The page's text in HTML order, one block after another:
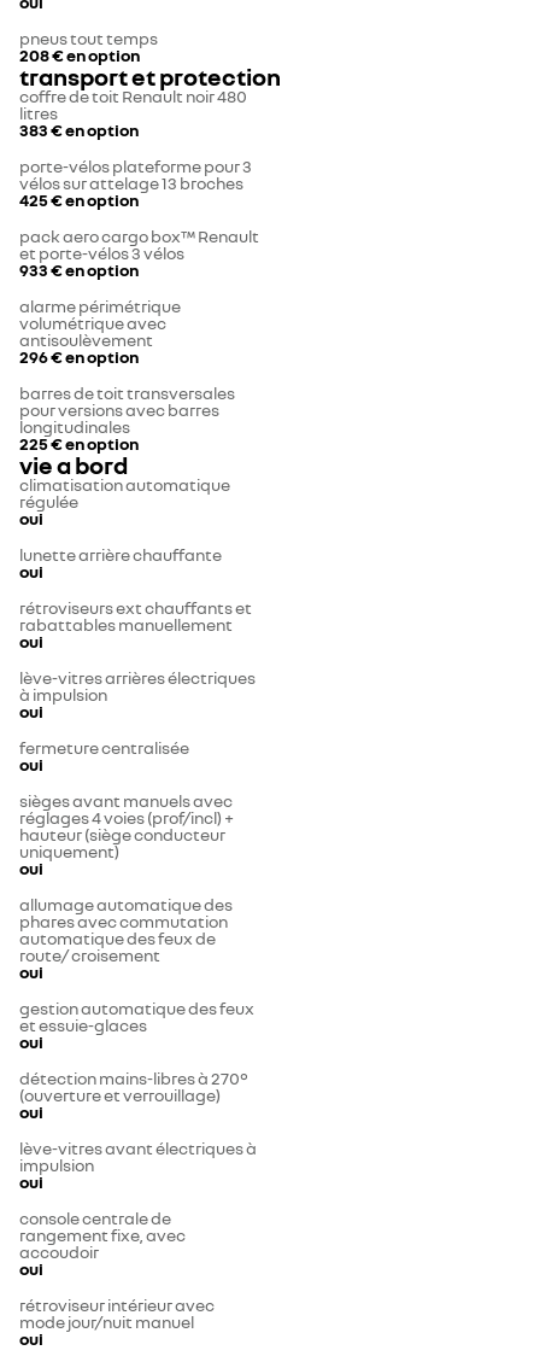
pneus tout temps
208 €en option
transport et protection
coffre de toit Renault noir 480
litres
383 €en option
porte-vélos plateforme pour 3
vélos sur attelage 13 broches
425 €en option
pack aero cargo box™ Renault
et porte-vélos 3 vélos
933 €en option
alarme périmétrique
volumétrique avec
antisoulèvement
296 €en option
barres de toit transversales
pour versions avec barres
longitudinales
225 €en option
vie a bord
climatisation automatique
régulée
oui
lunette arrière chauffante
oui
rétroviseurs ext chauffants et
rabattables manuellement
oui
lève-vitres arrières électriques
à impulsion
oui
fermeture centralisée
oui
sièges avant manuels avec
réglages 4 voies (prof/incl) +
hauteur (siège conducteur
uniquement)
oui
allumage automatique des
phares avec commutation
automatique des feux de
route/ croisement
oui
gestion automatique des feux
et essuie-glaces
oui
détection mains-libres à 270°
(ouverture et verrouillage)
oui
lève-vitres avant électriques à
impulsion
oui
console centrale de
rangement fixe, avec
accoudoir
oui
rétroviseur intérieur avec
mode jour/nuit manuel
oui